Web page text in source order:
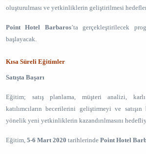
oluşturulması ve yetkinliklerin geliştirilmesi
Point Hotel Barbaros’ta gerçekleştirilecek
başlayacak.
Kısa Süreli Eğitimler
Satışta Başarı
Eğitim; satış planlama, müşteri analizi,
katılımcıların becerilerini geliştirmeyi ve satışın
yönelik yeni yetkinliklerin kazandırılmasını
Eğitim, 5-6 Mart 2020 tarihlerinde Point Hotel